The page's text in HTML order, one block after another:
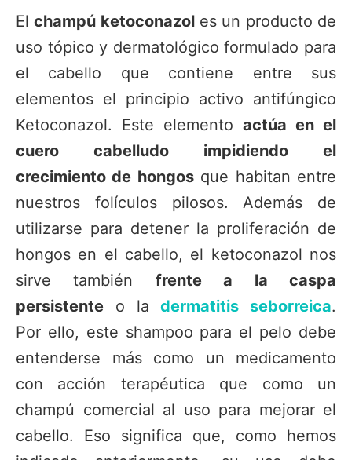
Elchampú ketoconazoles un producto de
uso tópico y dermatológico formulado para
el cabello que contiene entre sus
elementos el principio activo antifúngico
Ketoconazol. Este elemento actúa en el
cuero cabelludo impidiendo el
crecimiento de hongosque habitan entre
nuestros folículos pilosos. Además de
utilizarse para detener la proliferación de
hongos en el cabello, el ketoconazol nos
sirve también frente a la caspa
persistente o ladermatitis seborreica.
Por ello, este shampoo para el pelo debe
entenderse más como un medicamento
con acción terapéutica que como un
champú comercial al uso para mejorar el
cabello. Eso significa que, como hemos